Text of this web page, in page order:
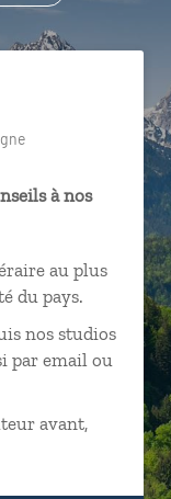
à nos
au plus
du pays.
nos studios
par email ou
avant,